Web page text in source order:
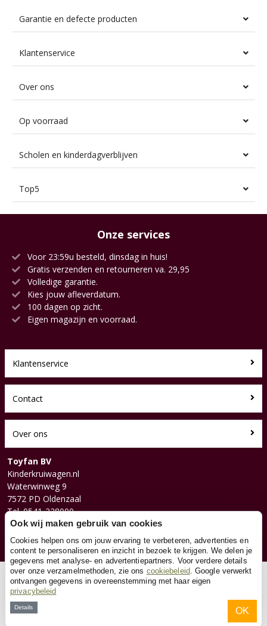
Garantie en defecte producten
Klantenservice
Over ons
Op voorraad
Scholen en kinderdagverblijven
Top5
Onze services
Voor 23:59u besteld, dinsdag in huis!
Gratis verzenden en retourneren va. 29,95
Volledige garantie.
Kies jouw afleverdatum.
100 dagen op zicht.
Eigen magazijn en voorraad.
Klantenservice
Contact
Over ons
Toyfan BV
Kinderkruiwagen.nl
Waterwinweg 9
7572 PD Oldenzaal
Tel. 0541-228000
Facebook
Instagram
© 2026 Toyfan BV
Ook wij maken gebruik van cookies
Cookies helpen ons om jouw ervaring te verbeteren, advertenties en
content te personaliseren en inzicht in bezoek te krijgen. We delen je
gegevens met analyse- en advertentiepartners. Voor verdere details
over onze verzamelmethoden, zie ons cookiebeleid. Google verwerkt
ontvangen gegevens in overeenstemming met haar eigen
privacybeleid
Details OK